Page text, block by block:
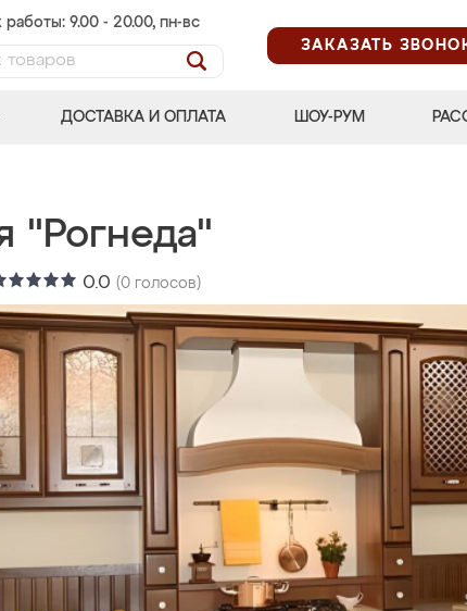
работы: 9.00 - 20.00, пн-вс
ЗАКАЗАТЬ
ДОСТАВКА И ОПЛАТА ШОУ-РУМ
"Рогнеда"
0.0 (0 голосов)